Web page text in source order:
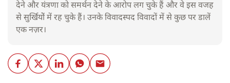
देने और यंत्रणा को समर्थन देने के आरोप लग चुके हैं और वे इस वजह
से सुर्खियोें में रह चुके हैं। उनके विवादस्पद विवादों में से कुछ पर डालें
एक नज़र।